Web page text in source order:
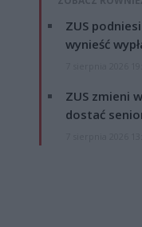
ZUS
wynieść
ZUS zmieni
dostać